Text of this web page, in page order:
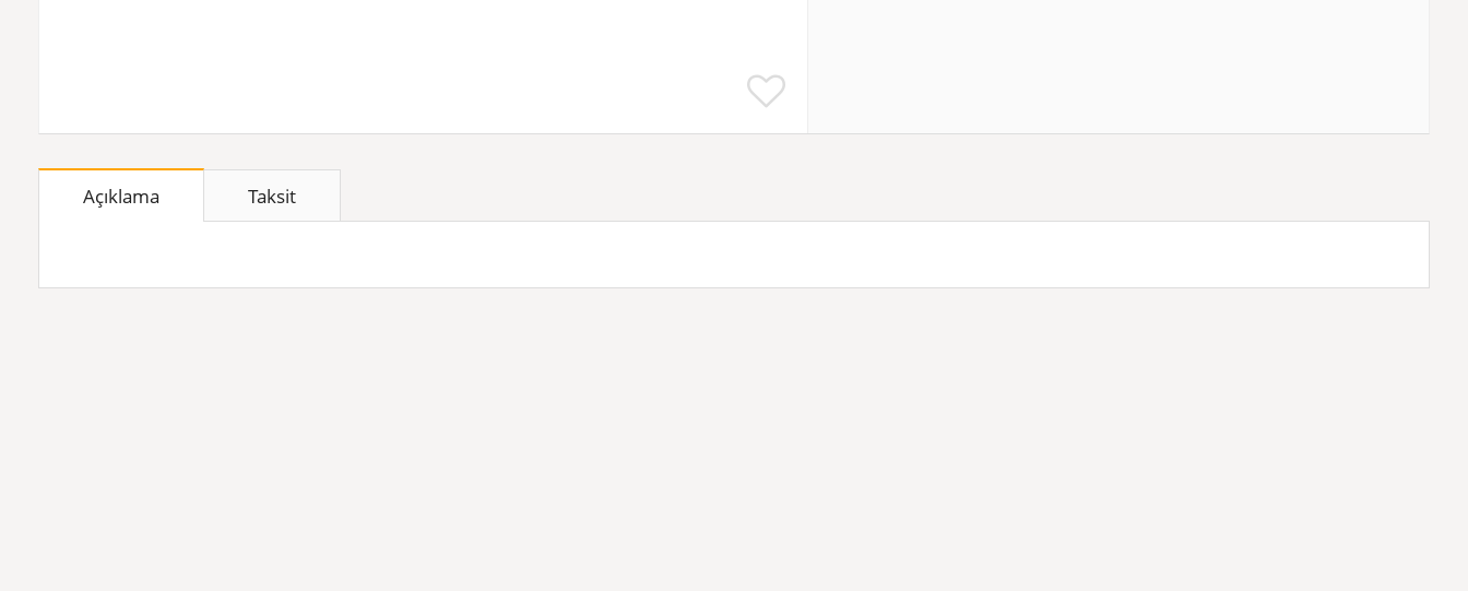
Açıklama Taksit